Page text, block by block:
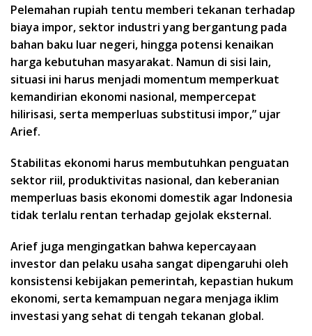
Pelemahan rupiah tentu memberi tekanan terhadap
biaya impor, sektor industri yang bergantung pada
bahan baku luar negeri, hingga potensi kenaikan
harga kebutuhan masyarakat. Namun di sisi lain,
situasi ini harus menjadi momentum memperkuat
kemandirian ekonomi nasional, mempercepat
hilirisasi, serta memperluas substitusi impor,” ujar
Arief.
Stabilitas ekonomi harus membutuhkan penguatan
sektor riil, produktivitas nasional, dan keberanian
memperluas basis ekonomi domestik agar Indonesia
tidak terlalu rentan terhadap gejolak eksternal.
Arief juga mengingatkan bahwa kepercayaan
investor dan pelaku usaha sangat dipengaruhi oleh
konsistensi kebijakan pemerintah, kepastian hukum
ekonomi, serta kemampuan negara menjaga iklim
investasi yang sehat di tengah tekanan global.